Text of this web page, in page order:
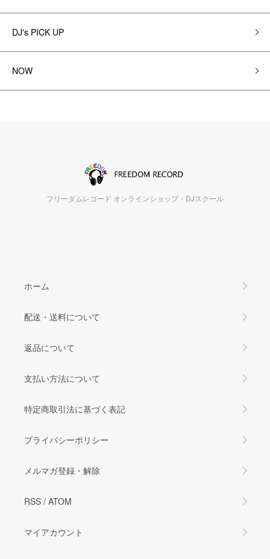
DJ's PICK UP
NOW
フリーダムレコード オンラインショップ・DJスクール
ホーム
配送・送料について
返品について
支払い方法について
特定商取引法に基づく表記
プライバシーポリシー
メルマガ登録・解除
RSS / ATOM
マイアカウント